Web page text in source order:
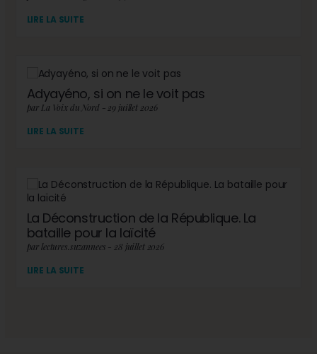
LIRE LA SUITE
Adyayéno, si on ne le voit pas
par La Voix du Nord - 29 juillet 2026
LIRE LA SUITE
La Déconstruction de la République. La
bataille pour la laïcité
par lectures.suzannees - 28 juillet 2026
LIRE LA SUITE